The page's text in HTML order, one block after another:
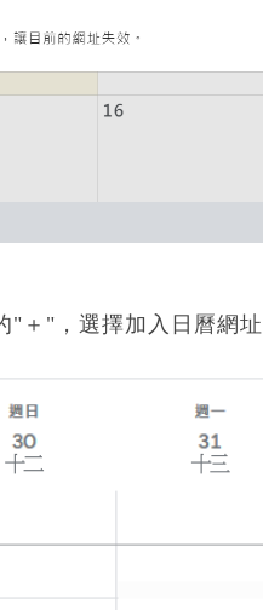
"＋"，選擇加入日曆網址